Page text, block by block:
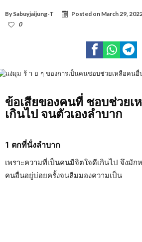
By Sabuyjaijung-T Posted on March 29,
0
ข้อเสียของคนที่ ชอบช่วยเ
เกินไป จนตัวเองลำบาก
1 ตกที่นั่งลำบาก
เพราะความที่เป็นคนมีจิตใจดีเกินไป จึงมัก
คนอื่นอยู่บ่อยครั้งจนลืมมองความเป็น